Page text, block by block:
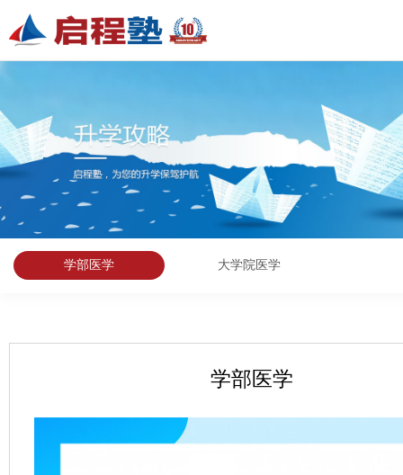
学部医学 大学院医学
学部医学